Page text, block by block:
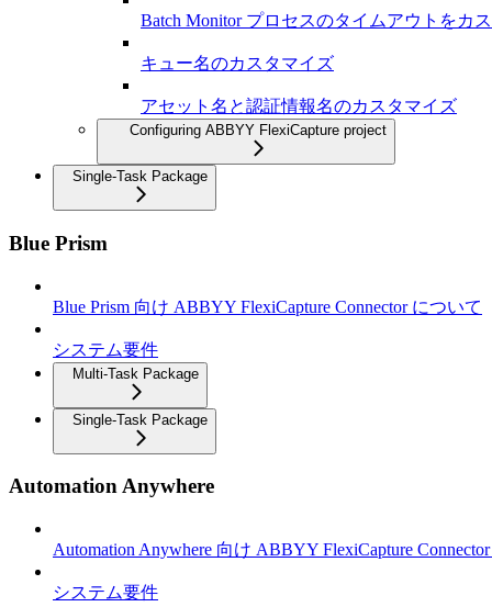
Batch Monitor プロセスのタイムアウトをカ
キュー名のカスタマイズ
アセット名と認証情報名のカスタマイズ
Configuring ABBYY FlexiCapture project
Single-Task Package
Blue Prism
Blue Prism 向け ABBYY FlexiCapture Connector について
システム要件
Multi-Task Package
Single-Task Package
Automation Anywhere
Automation Anywhere 向け ABBYY FlexiCapture
システム要件